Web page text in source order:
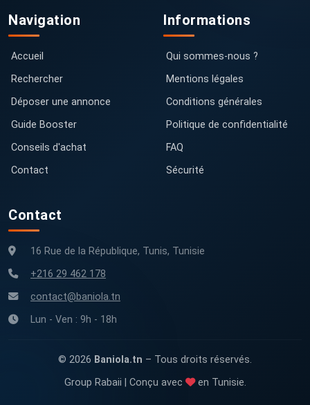
Navigation
Accueil
Rechercher
Déposer une annonce
Guide Booster
Conseils d'achat
Contact
Informations
Qui sommes-nous ?
Mentions légales
Conditions générales
Politique de confidentialité
FAQ
Sécurité
Contact
16 Rue de la République, Tunis, Tunisie
+216 29 462 178
contact@baniola.tn
Lun - Ven : 9h - 18h
© 2026 Baniola.tn – Tous droits réservés.
Group Rabaii | Conçu avec
en Tunisie.